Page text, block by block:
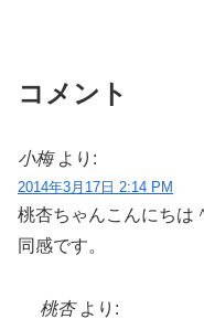
コメント
小梅 より:
2014年3月17日 2:14 PM
桃杏ちゃんこんにちは
同感です。
桃杏 より: